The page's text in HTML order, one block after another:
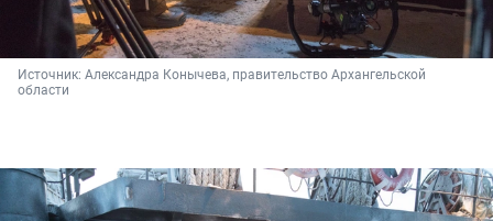
Источник: Александра Конычева, правительство Архангельской
области